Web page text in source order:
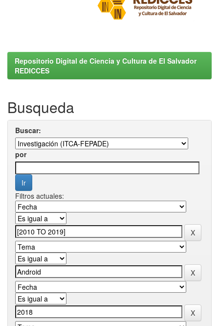
Repositorio Digital de Ciencia y Cultura de El Salvador
REDICCES
Busqueda
Buscar:
por
Filtros actuales: